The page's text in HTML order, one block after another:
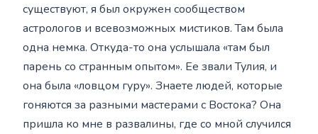
существуют, я был окружен сообществом
астрологов и всевозможных мистиков. Там была
одна немка. Откуда-то она услышала «там был
парень со странным опытом». Ее звали Тулия, и
она была «ловцом гуру». Знаете людей, которые
гоняются за разными мастерами с Востока? Она
пришла ко мне в развалины, где со мной случился